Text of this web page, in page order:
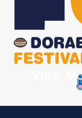
View